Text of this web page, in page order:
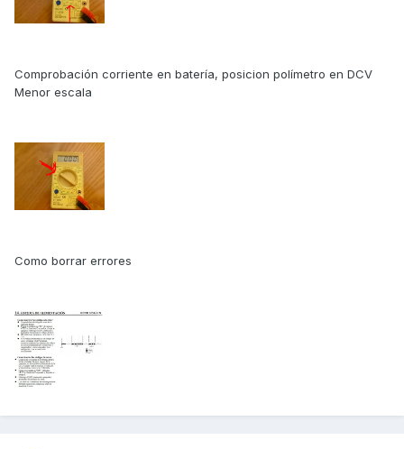
Comprobación corriente en batería, posicion polímetro en DCV
Menor escala
Como borrar errores